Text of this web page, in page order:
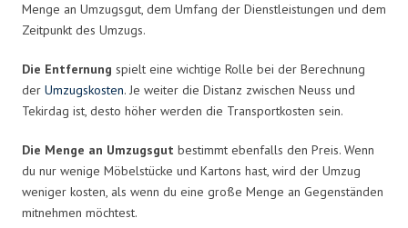
Menge an Umzugsgut, dem Umfang der Dienstleistungen und dem
Zeitpunkt des Umzugs.
Die Entfernung spielt eine wichtige Rolle bei der Berechnung
der Umzugskosten. Je weiter die Distanz zwischen Neuss und
Tekirdag ist, desto höher werden die Transportkosten sein.
Die Menge an Umzugsgut bestimmt ebenfalls den Preis. Wenn
du nur wenige Möbelstücke und Kartons hast, wird der Umzug
weniger kosten, als wenn du eine große Menge an Gegenständen
mitnehmen möchtest.